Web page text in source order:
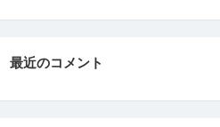
最近のコメント